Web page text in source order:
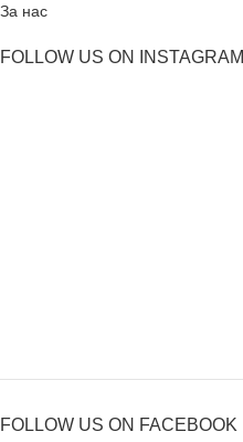
За нас
FOLLOW US ON INSTAGRAM
FOLLOW US ON FACEBOOK